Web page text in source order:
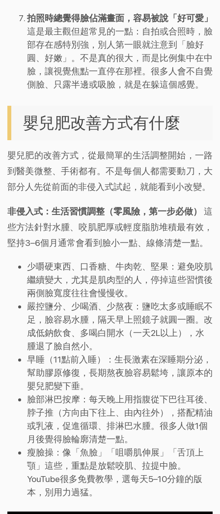
拍照時總覺得臉佔滿畫面，容易被說「好可愛」
這是最主觀但超常見的一點：自拍或合照時，臉
部存在感特別強，別人第一眼就注意到「臉好
圓、好嫩」。不是真的很大，而是比例集中在中
臉，讓視覺焦點一直停在那裡。很多人會不自覺
側臉、只露半邊或吸臉，就是在躲這個感覺。
嬰兒肥改善方式有什麼
嬰兒肥的改善方式，從最簡單的生活調整開始，一路
到醫美微整、手術都有。不是每個人都需要動刀，大
部分人先從前面的非侵入式試起，就能看到小改變。
非侵入式：生活習慣調整（零風險，第一步必做）
這
些方法針對水腫、咬肌肥厚或輕度脂肪堆積最有效，
堅持3–6個月通常會看到臉小一點、線條清楚一點。
少嚼硬東西、口香糖、牛肉乾、堅果：避免咬肌
繼續變大，尤其是肌肉型的人，停掉這些習慣後
兩側臉寬度往往會慢慢收。
嚴控鹽分、少喝酒、少熬夜：鹽吃太多或睡眠不
足，臉容易水腫，隔天早上照鏡子就圓一圈。改
成低鈉飲食、多喝白開水（一天2L以上），水
腫退了臉自然小。
早睡（11點前入睡）：生長激素在深睡期分泌，
幫助膠原修復，長期熬夜臉容易鬆垮，讓原本的
嬰兒肥變下垂。
臉部淋巴按摩：每天晚上用指腹從下巴往耳後、
脖子推（方向由下往上、由內往外），搭配精油
或乳液，促進循環、排淋巴水腫。很多人做1個
月後覺得臉輪廓清楚一點。
瘦臉操：像「魚臉」「咀嚼肌伸展」「舌頂上
顎」這些，重點是放鬆咬肌、拉提中臉。
YouTube很多免費教學，選每天5–10分鐘的版
本，別用力過猛。